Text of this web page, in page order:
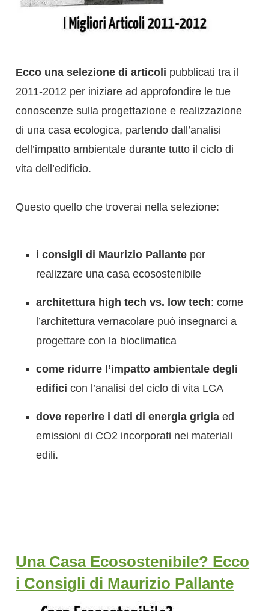
Ecco una selezione di articoli pubblicati tra il
2011-2012 per iniziare ad approfondire le tue
conoscenze sulla progettazione e realizzazione
di una casa ecologica, partendo dall’analisi
dell’impatto ambientale durante tutto il ciclo di
vita dell’edificio.
Questo quello che troverai nella selezione:
i consigli di Maurizio Pallante per
realizzare una casa ecosostenibile
architettura high tech vs. low tech: come
l’architettura vernacolare può insegnarci a
progettare con la bioclimatica
come ridurre l’impatto ambientale degli
edifici con l’analisi del ciclo di vita LCA
dove reperire i dati di energia grigia ed
emissioni di CO2 incorporati nei materiali
edili.
Una Casa Ecosostenibile? Ecco
i Consigli di Maurizio Pallante